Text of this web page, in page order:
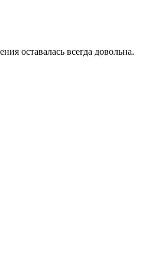
оставалась всегда довольна.